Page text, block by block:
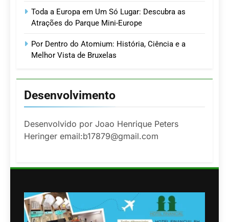
Toda a Europa em Um Só Lugar: Descubra as
Atrações do Parque Mini-Europe
Por Dentro do Atomium: História, Ciência e a
Melhor Vista de Bruxelas
Desenvolvimento
Desenvolvido por Joao Henrique Peters
Heringer email:b17879@gmail.com